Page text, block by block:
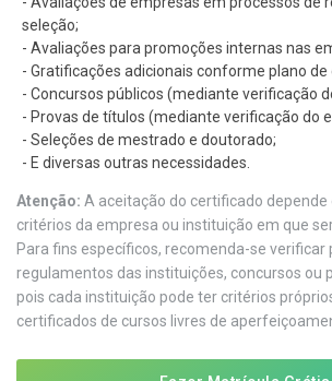
seleção;
- Avaliações para promoções internas nas
- Gratificações adicionais conforme plano de
- Concursos públicos (mediante verificação
- Provas de títulos (mediante verificação do
- Seleções de mestrado e doutorado;
- E diversas outras necessidades.
Atenção: A aceitação do certificado
critérios da empresa ou instituição em que
Para fins específicos, recomenda-se verificar
regulamentos das instituições, concursos ou
pois cada instituição pode ter critérios
certificados de cursos livres de